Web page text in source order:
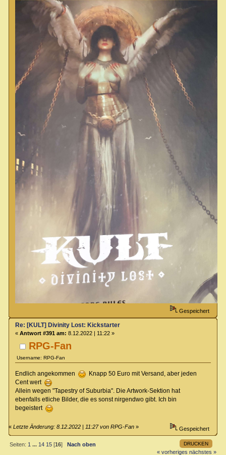
Gespeichert
RPG-Fan
Username: RPG-Fan
Re: [KULT] Divinity Lost: Kickstarter
« Antwort #391 am: 8.12.2022 | 11:22 »
Endlich angekommen
Knapp 50 Euro mit Versand, aber jeden
Cent wert
Allein wegen "Tapestry of Suburbia". Die Artwork-Sektion hat
ebenfalls etliche Bilder, die es sonst nirgendwo gibt. Ich bin
begeistert
«Letzte Änderung: 8.12.2022 | 11:27 von RPG-Fan » Gespeichert
DRUCKEN
Seiten: 1 ... 14 15 [16]Nach oben
« vorheriges nächstes »